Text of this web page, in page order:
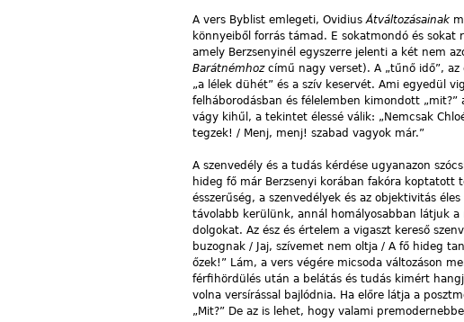
A vers Byblist emlegeti, Ovidius Átváltozásainak
könnyeiből forrás támad. E sokatmondó és
amely Berzsenyinél egyszerre jelenti a két nem
Barátnémhoz című nagy verset). A „tűnő idő”,
„a lélek dühét” és a szív keservét. Ami egyedül
felháborodásban és félelemben kimondott
vágy kihűl, a tekintet élessé válik: „Nemcsak
tegzek! / Menj, menj! szabad vagyok már.”
A szenvedély és a tudás kérdése ugyanazon
hideg fő már Berzsenyi korában fakóra koptatott
ésszerűség, a szenvedélyek és az objektivitás
távolabb kerülünk, annál homályosabban látjuk
dolgokat. Az ész és értelem a vigaszt kereső
buzognak / Jaj, szívemet nem oltja / A fő hideg
őzek!” Lám, a vers végére micsoda változáson
férfihördülés után a belátás és tudás kimért
volna versírással bajlódnia. Ha előre látja a
„Mit?” De az is lehet, hogy valami